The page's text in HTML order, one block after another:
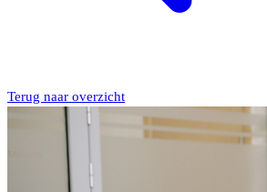
Terug naar overzicht